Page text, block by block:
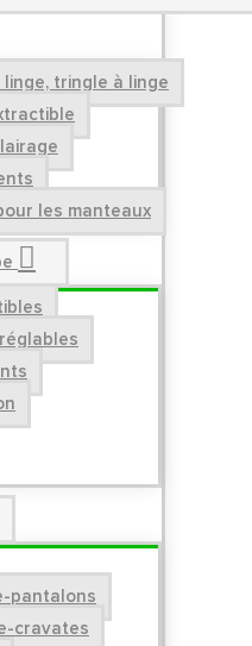
tringle à linge
les manteaux
pantalons
cravates